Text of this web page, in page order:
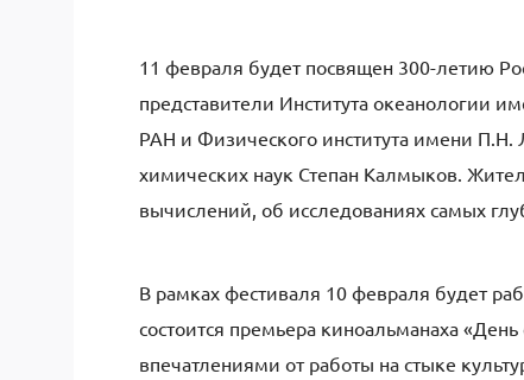
11 февраля будет посвящен 300-летию
представители Института океанологии
РАН и Физического института имени
химических наук Степан Калмыков.
вычислений, об исследованиях самых
В рамках фестиваля 10 февраля будет
состоится премьера киноальманаха
впечатлениями от работы на стыке